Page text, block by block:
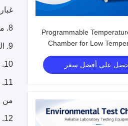
Programmable
Chamber for Low
with Humidity Fluctuation
على أفضل سعر
8. مقبض المضادة للانفجار ، عملية سهلة ، قوي ودائم.
9. المستوردة عالية الدقة الالكترونية استشعار درجة الحرارة والرطوبة ومستشعر سرعة الهواء.
10. اختبار عينة اختبار جهاز الضغط التفاضلي ، يمكن ضبط معدل الضخ بحرية وفقا لعينة التحقيق.
11. يوجد ثقب إختبار ψ50mm في الغرفة اليسرى ومجهز بغطاء المنفذ ومقبس السليكون الجلدي.
من
12. هناك عجلات مع معدات الفرامل وتثبيت لوحة القدم لجعل الجهاز سهل التشغيل و